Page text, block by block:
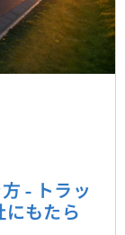
- トラッ
にもたら